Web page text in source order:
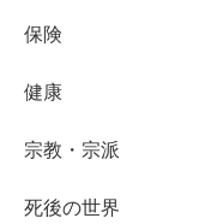
保険
健康
宗教・宗派
死後の世界